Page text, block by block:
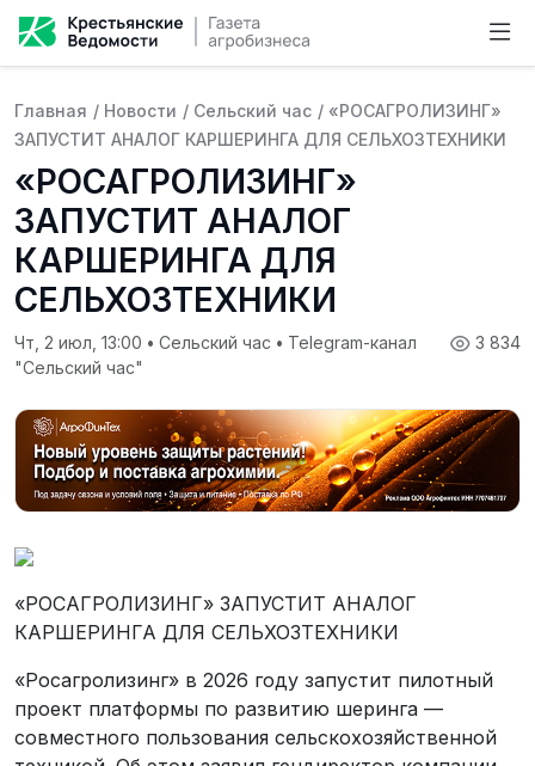
Главная / Новости / Сельский час / «РОСАГРОЛИЗИНГ»
ЗАПУСТИТ АНАЛОГ КАРШЕРИНГА ДЛЯ СЕЛЬХОЗТЕХНИКИ
«РОСАГРОЛИЗИНГ»
ЗАПУСТИТ АНАЛОГ
КАРШЕРИНГА ДЛЯ
СЕЛЬХОЗТЕХНИКИ
3 834
Чт, 2 июл, 13:00 • Сельский час • Telegram-канал
"Сельский час"
«РОСАГРОЛИЗИНГ» ЗАПУСТИТ АНАЛОГ
КАРШЕРИНГА ДЛЯ СЕЛЬХОЗТЕХНИКИ
«Росагролизинг» в 2026 году запустит пилотный
проект платформы по развитию шеринга —
совместного пользования сельскохозяйственной